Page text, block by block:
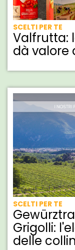
SCELTI PER TE
Valfrutta:
dà valore
SCELTI PER TE
Grigolli:
delle